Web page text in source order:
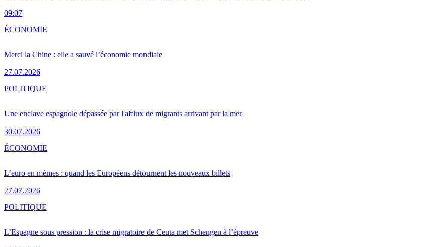
09:07
Merci la Chine : elle a sauvé l’économie mondiale
27.07.2026
ÉCONOMIE
Une enclave espagnole dépassée par l'afflux de migrants arrivant par la mer
30.07.2026
POLITIQUE
L’euro en mèmes : quand les Européens détournent les nouveaux billets
27.07.2026
ÉCONOMIE
L’Espagne sous pression : la crise migratoire de Ceuta met Schengen à l’épreuve
POLITIQUE